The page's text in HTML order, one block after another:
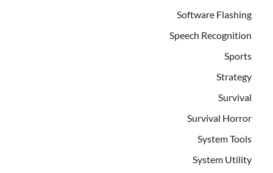
Software Flashing
Speech Recognition
Sports
Strategy
Survival
Survival Horror
System Tools
System Utility